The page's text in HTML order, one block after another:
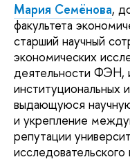
Мария Семёнова,
факультета
старший научный
экономических
деятельности ФЭН,
институциональных
выдающуюся
и укрепление
репутации